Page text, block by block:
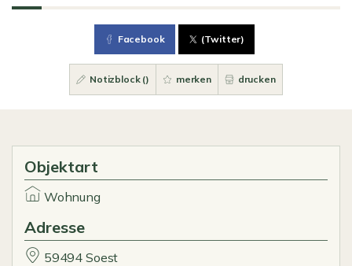
Facebook (Twitter)
Notizblock () merken drucken
Objektart
Wohnung
Adresse
59494 Soest